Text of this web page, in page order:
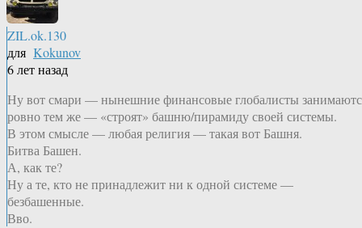
ZIL.ok.130
для Kokunov
6 лет назад
Ну вот смари — нынешние финансовые глобалисты
ровно тем же — «строят» башню/пирамиду своей системы.
В этом смысле — любая религия — такая вот Башня.
Битва Башен.
А, как те?
Ну а те, кто не принадлежит ни к одной системе —
безбашенные.
Вво.